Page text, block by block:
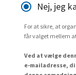
Nej, jeg
For at sikre, at
får valget mellem
Ved at vælge
e-mailadresse,